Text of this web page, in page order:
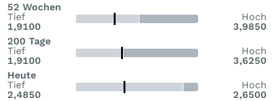
52 Wochen
Tief
1,9100
Hoch
3,9850
200 Tage
Tief
1,9100
Hoch
3,6250
Heute
Tief
2,4850
Hoch
2,6500